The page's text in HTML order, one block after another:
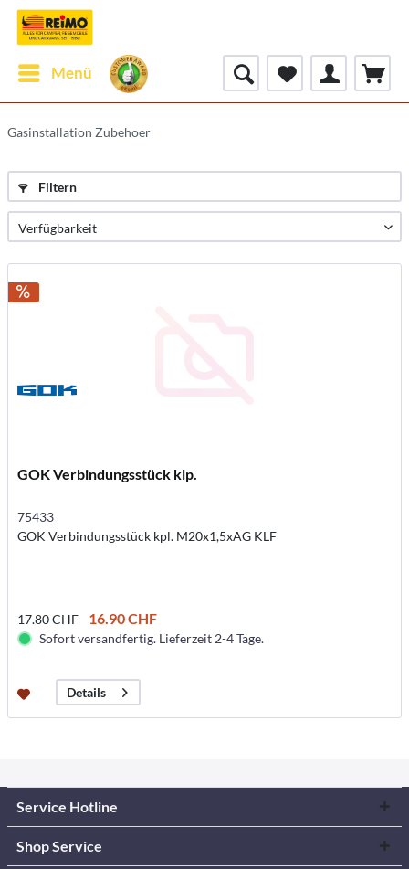
Menü
Gasinstallation Zubehoer
Filtern
GOK Verbindungsstück klp.
75433
GOK Verbindungsstück kpl. M20x1,5xAG KLF
17.80 CHF 16.90 CHF
Sofort versandfertig. Lieferzeit 2-4 Tage.
Details
Service Hotline
Shop Service